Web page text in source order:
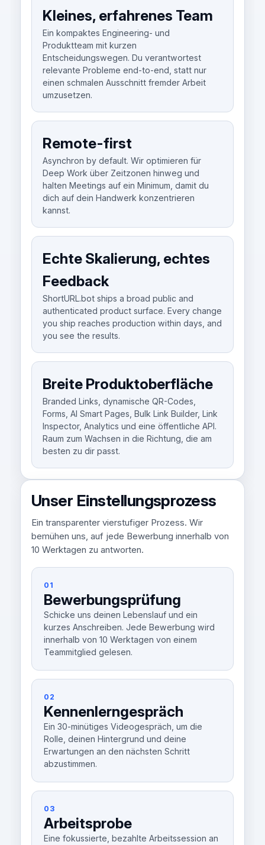
Kleines, erfahrenes Team
Ein kompaktes Engineering- und
Produktteam mit kurzen
Entscheidungswegen. Du verantwortest
relevante Probleme end-to-end, statt nur
einen schmalen Ausschnitt fremder Arbeit
umzusetzen.
Remote-first
Asynchron by default. Wir optimieren für
Deep Work über Zeitzonen hinweg und
halten Meetings auf ein Minimum, damit du
dich auf dein Handwerk konzentrieren
kannst.
Echte Skalierung, echtes
Feedback
ShortURL.bot ships a broad public and
authenticated product surface. Every change
you ship reaches production within days, and
you see the results.
Breite Produktoberfläche
Branded Links, dynamische QR-Codes,
Forms, AI Smart Pages, Bulk Link Builder, Link
Inspector, Analytics und eine öffentliche API.
Raum zum Wachsen in die Richtung, die am
besten zu dir passt.
Unser Einstellungsprozess
Ein transparenter vierstufiger Prozess. Wir
bemühen uns, auf jede Bewerbung innerhalb von
10 Werktagen zu antworten.
01
Bewerbungsprüfung
Schicke uns deinen Lebenslauf und ein
kurzes Anschreiben. Jede Bewerbung wird
innerhalb von 10 Werktagen von einem
Teammitglied gelesen.
02
Kennenlerngespräch
Ein 30-minütiges Videogespräch, um die
Rolle, deinen Hintergrund und deine
Erwartungen an den nächsten Schritt
abzustimmen.
03
Arbeitsprobe
Eine fokussierte, bezahlte Arbeitssession an